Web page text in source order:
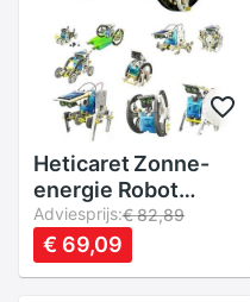
Heticaret Zonne-
energie Robot
Maken Set
Educatief
Speelgoed 14 In 1
Adviesprijs:€ 82,89
€ 69,09